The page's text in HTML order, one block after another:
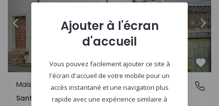
Précédent
Santa Clara e Castelo Viegas, Coimbra
Maison Jumelée
Santa Clara e Castelo Viegas, Coimbra
Ajouter à l'écran
d'accueil
Vous pouvez facilement ajouter ce site à
l'écran d'accueil de votre mobile pour un
accès instantané et une navigation plus
rapide avec une expérience similaire à